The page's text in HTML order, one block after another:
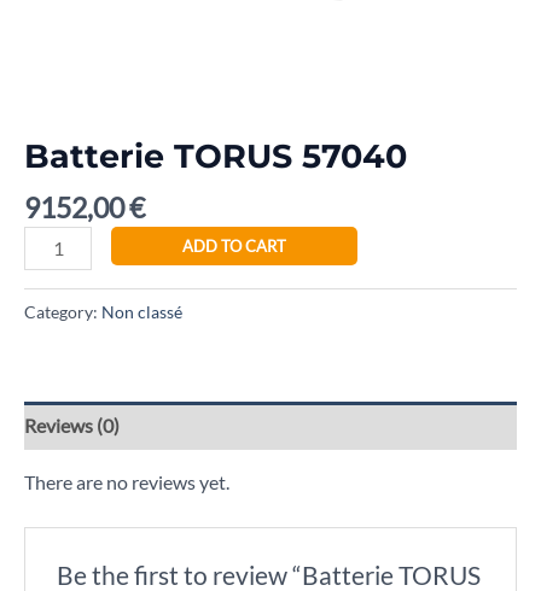
Batterie TORUS 57040
9152,00€
ADD TO CART
Category: Non classé
Reviews (0)
There are no reviews yet.
Be the first to review “Batterie TORUS